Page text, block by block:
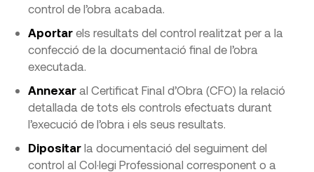
control de l’obra acabada.
Aportar els resultats del control realitzat per a la
confecció de la documentació final de l’obra
executada.
Annexar al Certificat Final d’Obra (CFO) la relació
detallada de tots els controls efectuats durant
l’execució de l’obra i els seus resultats.
Dipositar la documentació del seguiment del
control al Col·legi Professional corresponent o a